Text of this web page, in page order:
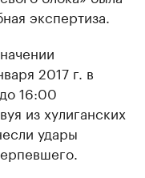
экспертиза.
2017 г. в
16:00
из хулиганских
удары